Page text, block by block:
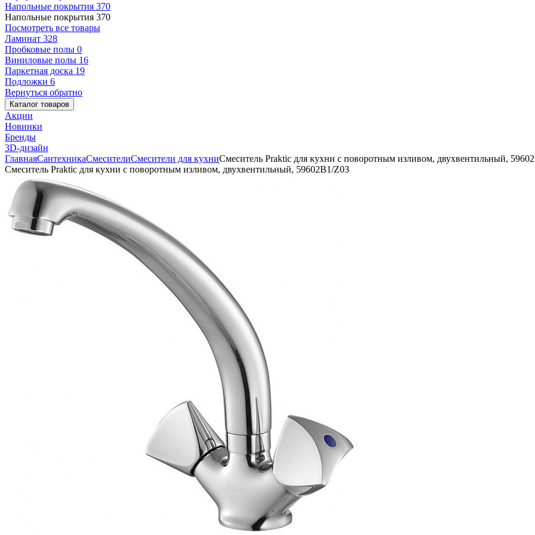
Напольные покрытия 370
Напольные покрытия 370
Посмотреть все товары
Ламинат 328
Пробковые полы 0
Виниловые полы 16
Паркетная доска 19
Подложки 6
Вернуться обратно
Каталог товаров
Акции
Новинки
Бренды
3D-дизайн
ГлавнаяСантехникаСмесителиСмесители для кухниСмеситель Praktic для кухни с поворотным изливом, двухвентильный,
Смеситель Praktic для кухни с поворотным изливом, двухвентильный, 59602В1/Z03